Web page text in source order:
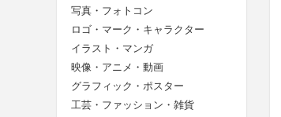
写真・フォトコン
ロゴ・マーク・キャラクター
イラスト・マンガ
映像・アニメ・動画
グラフィック・ポスター
工芸・ファッション・雑貨